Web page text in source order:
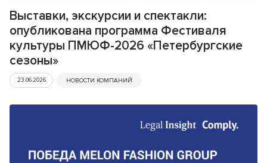
Выставки, экскурсии и спектакли:
опубликована программа Фестиваля
культуры ПМЮФ-2026 «Петербургские
сезоны»
23.06.2026 НОВОСТИ КОМПАНИЙ